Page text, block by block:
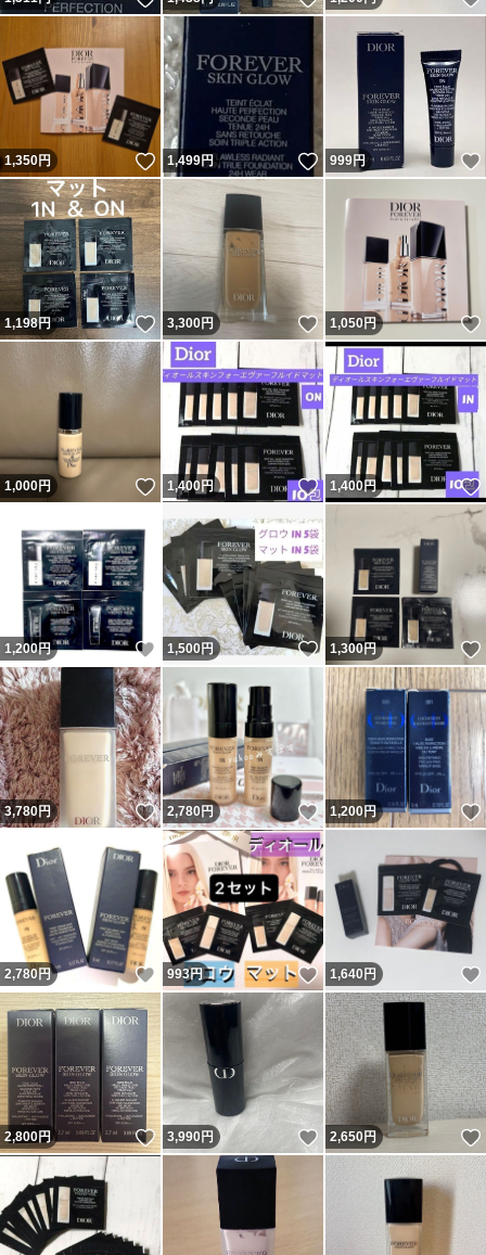
1,350円 いいね！
1,499円 いいね！
999円
1,198円 いいね！
3,300円 いいね！
1,050円
1,000円 いいね！
1,400円 いいね！
1,400円
1,200円 いいね！
1,500円 いいね！
1,300円
3,780円 いいね！
2,780円 いいね！
1,200円
2,780円 いいね！
993円 いいね！
1,640 円
2,800円 いいね！
3,990円 いいね！
2,650円